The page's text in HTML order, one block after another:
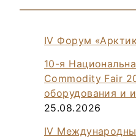
IV Форум
10-я
Commodity Fair
оборудования и
25.08.2026
IV